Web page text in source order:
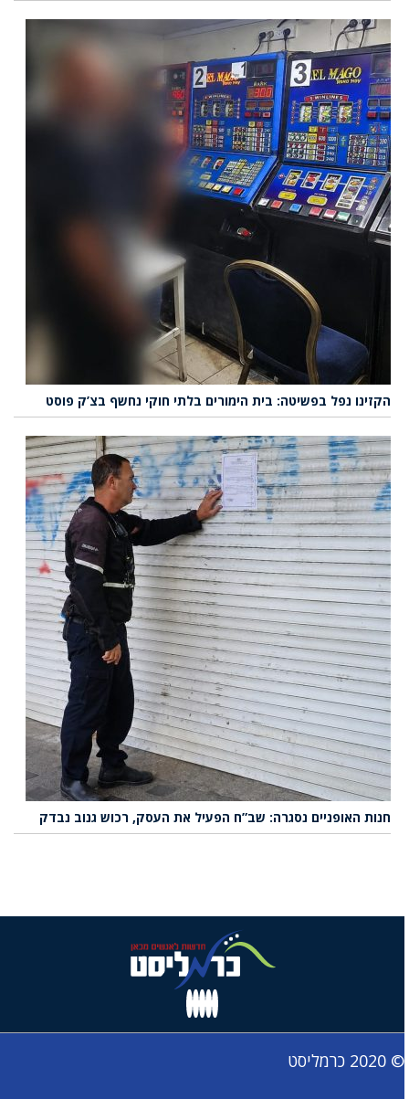
הקזינו נפל בפשיטה: בית הימורים בלתי חוקי נחשף בצ’ק פוסט
חנות האופניים נסגרה: שב”ח הפעיל את העסק, רכוש גנוב נבדק
© 2020 כרמליסט